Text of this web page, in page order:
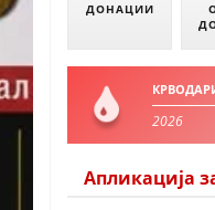
ДОНАЦИИ
2026
Апликација